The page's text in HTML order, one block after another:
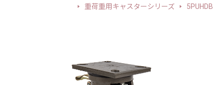
重荷重用キャスターシリーズ
5PUHDB